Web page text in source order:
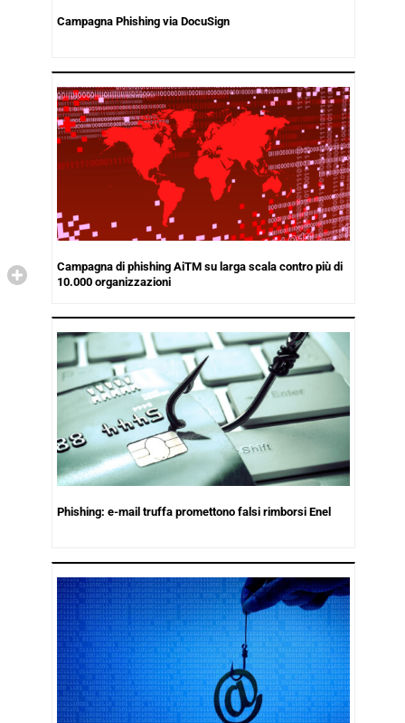
Campagna Phishing via DocuSign
Campagna di phishing AiTM su larga scala contro più di
10.000 organizzazioni
Phishing: e-mail truffa promettono falsi rimborsi Enel